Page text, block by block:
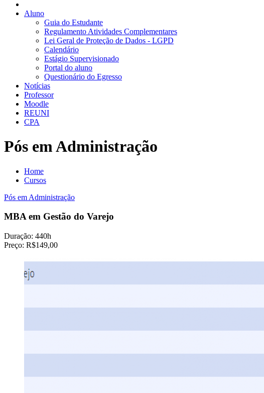
Aluno
Guia do Estudante
Regulamento Atividades Complementares
Lei Geral de Proteção de Dados - LGPD
Calendário
Estágio Supervisionado
Portal do aluno
Questionário do Egresso
Notícias
Professor
Moodle
REUNI
CPA
Pós em Administração
Home
Cursos
Pós em Administração
MBA em Gestão do Varejo
Duração: 440h
Preço: R$149,00